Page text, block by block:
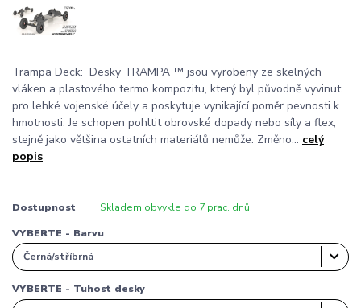
Trampa Deck: Desky TRAMPA ™ jsou vyrobeny ze skelných
vláken a plastového termo kompozitu, který byl původně vyvinut
pro lehké vojenské účely a poskytuje vynikající poměr pevnosti k
hmotnosti. Je schopen pohltit obrovské dopady nebo síly a flex,
stejně jako většina ostatních materiálů nemůže. Změno... celý
popis
Dostupnost Skladem obvykle do 7 prac. dnů
VYBERTE - Barvu
VYBERTE - Tuhost desky